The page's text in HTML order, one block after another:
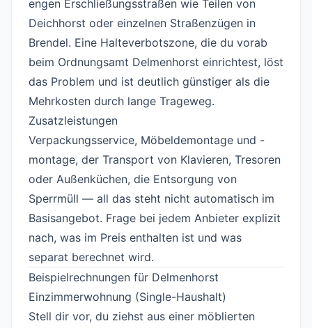
engen Erschließungsstraßen wie Teilen von
Deichhorst oder einzelnen Straßenzügen in
Brendel. Eine Halteverbotszone, die du vorab
beim Ordnungsamt Delmenhorst einrichtest, löst
das Problem und ist deutlich günstiger als die
Mehrkosten durch lange Trageweg.
Zusatzleistungen
Verpackungsservice, Möbeldemontage und -
montage, der Transport von Klavieren, Tresoren
oder Außenküchen, die Entsorgung von
Sperrmüll — all das steht nicht automatisch im
Basisangebot. Frage bei jedem Anbieter explizit
nach, was im Preis enthalten ist und was
separat berechnet wird.
Beispielrechnungen für Delmenhorst
Einzimmerwohnung (Single-Haushalt)
Stell dir vor, du ziehst aus einer möblierten